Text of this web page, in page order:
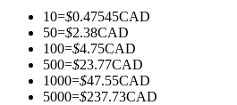
10=$0.47545CAD
50=$2.38CAD
100=$4.75CAD
500=$23.77CAD
1000=$47.55CAD
5000=$237.73CAD